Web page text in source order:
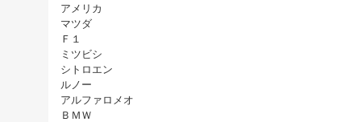
アメリカ
マツダ
Ｆ１
ミツビシ
シトロエン
ルノー
アルファロメオ
ＢＭＷ